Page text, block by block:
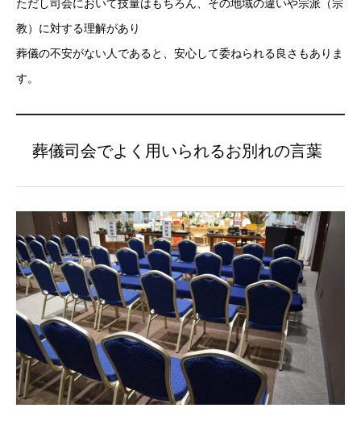
ただし司会において技量はもちろん、その地域の違いや宗派（宗
教）に対する理解があり
葬儀の不安がない人であると、安心して委ねられる良さもありま
す。
葬儀司会でよく用いられるお別れの言葉